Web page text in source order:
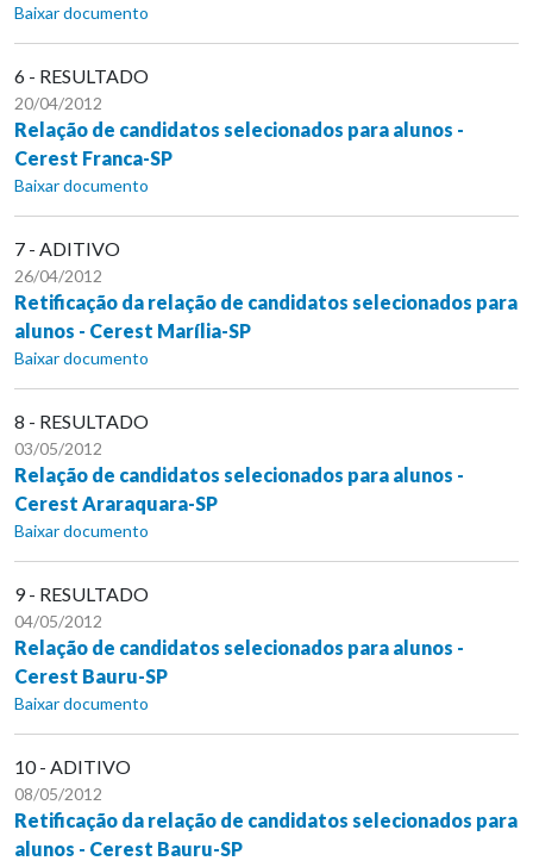
Baixar documento
6 - RESULTADO
20/04/2012
Relação de candidatos selecionados para alunos -
Cerest Franca-SP
Baixar documento
7 - ADITIVO
26/04/2012
Retificação da relação de candidatos selecionados para
alunos - Cerest Marília-SP
Baixar documento
8 - RESULTADO
03/05/2012
Relação de candidatos selecionados para alunos -
Cerest Araraquara-SP
Baixar documento
9 - RESULTADO
04/05/2012
Relação de candidatos selecionados para alunos -
Cerest Bauru-SP
Baixar documento
10 - ADITIVO
08/05/2012
Retificação da relação de candidatos selecionados para
alunos - Cerest Bauru-SP